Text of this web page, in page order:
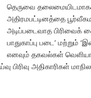
தெருவை
அதிரமபட்டினத்தை
அடிப்படைவாத பிரிவைக்
பாதுகாப்பு படை’ மற்றும்
எனவும் தகவல்கள்
பிரிவு அதிகாரிகள்